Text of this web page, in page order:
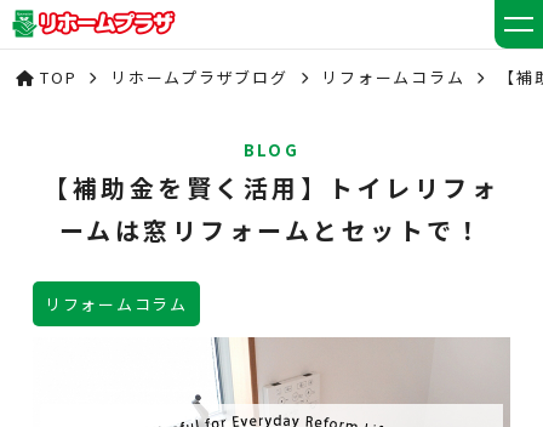
TOP リホームプラザブログ リフォームコラム 【
BLOG
【補助金を賢く活用】トイレリフォ
ームは窓リフォームとセットで！
リフォームコラム